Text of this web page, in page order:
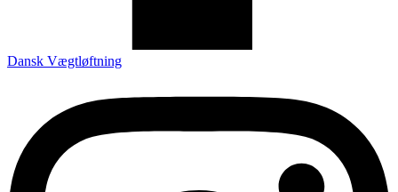
Dansk Vægtløftning